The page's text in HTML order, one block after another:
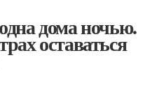
дома ночью.
оставаться